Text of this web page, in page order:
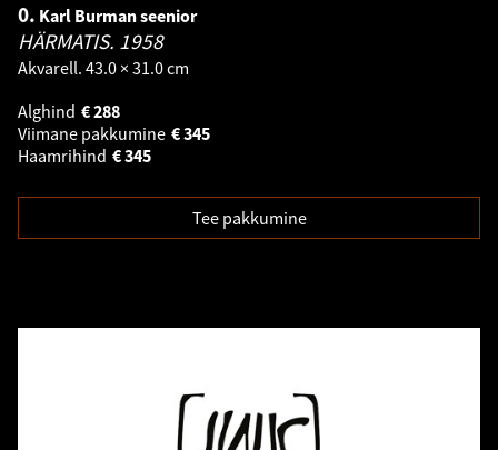
0. Karl Burman seenior
HÄRMATIS. 1958
Akvarell. 43.0 × 31.0 cm
Alghind
288
€
Viimane pakkumine
345
€
Haamrihind
345
€
Tee pakkumine